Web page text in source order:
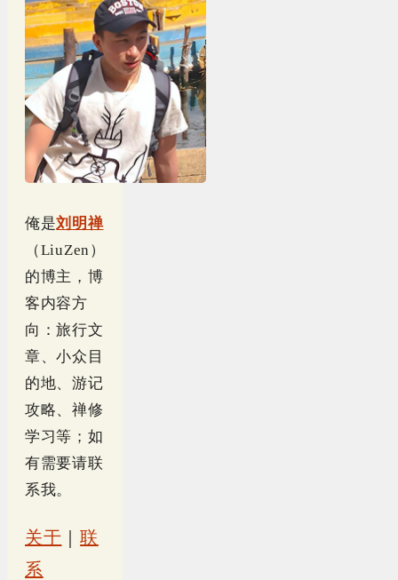
俺是刘明禅
（LiuZen）
的博主，博
客内容方
向：旅行文
章、小众目
的地、游记
攻略、禅修
学习等；如
有需要请联
系我。
关于 ｜联
系